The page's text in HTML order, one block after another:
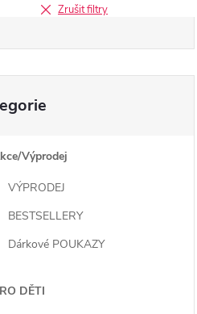
Zrušit filtry
Výprodej
VÝPRODEJ
BESTSELLERY
Dárkové POUKAZY
DĚTI